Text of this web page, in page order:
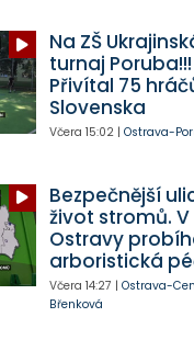
Na ZŠ
turnaj
Přivítal 75
Slovenska
Včera 15:02| Ostrava-
Bezpečnější
život stromů.
Ostravy
arboristická
Včera 14:27 | Ostrava-
Břenková